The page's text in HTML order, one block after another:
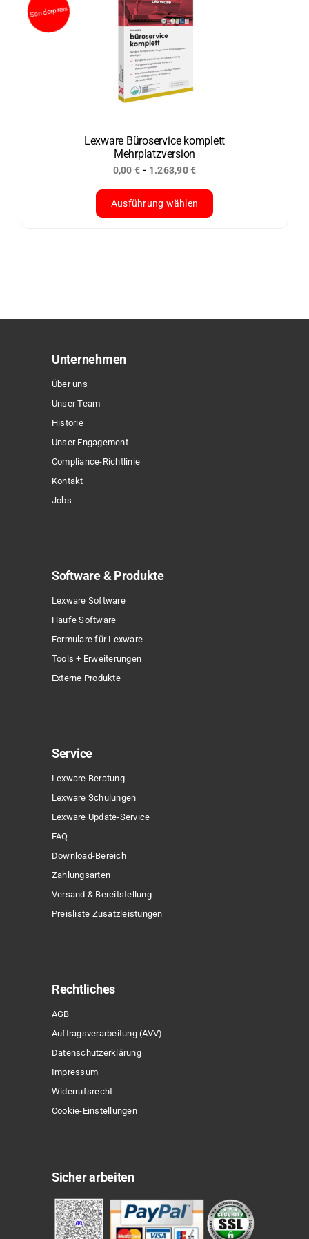
Sonderpreis
Sonderpreis
mehrere
Varianten
Optionen
können
der
Produktseite
gewählt
werden
Lexware Büroservice komplett
Mehrplatzversion
0,00 € - 1.263,90€
Ausführung wählen
auf.
Optionen
gewählt
Unternehmen
Über uns
Unser Team
Historie
Unser Engagement
Compliance-Richtlinie
Kontakt
Jobs
Software & Produkte
Lexware Software
Haufe Software
Formulare für Lexware
Tools + Erweiterungen
Externe Produkte
Service
Lexware Beratung
Lexware Schulungen
Lexware Update-Service
FAQ
Download-Bereich
Zahlungsarten
Versand & Bereitstellung
Preisliste Zusatzleistungen
Rechtliches
AGB
Auftragsverarbeitung (AVV)
Datenschutzerklärung
Impressum
Widerrufsrecht
Cookie-Einstellungen
Sicher arbeiten